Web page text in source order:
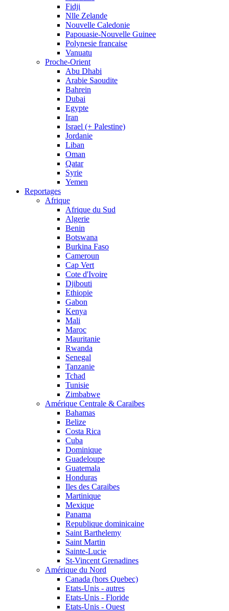
Fidji
Nlle Zelande
Nouvelle Caledonie
Papouasie-Nouvelle Guinee
Polynesie francaise
Vanuatu
Proche-Orient
Abu Dhabi
Arabie Saoudite
Bahrein
Dubai
Egypte
Iran
Israel (+ Palestine)
Jordanie
Liban
Oman
Qatar
Syrie
Yemen
Reportages
Afrique
Afrique du Sud
Algerie
Benin
Botswana
Burkina Faso
Cameroun
Cap Vert
Cote d'Ivoire
Djibouti
Ethiopie
Gabon
Kenya
Mali
Maroc
Mauritanie
Rwanda
Senegal
Tanzanie
Tchad
Tunisie
Zimbabwe
Amérique Centrale & Caraïbes
Bahamas
Belize
Costa Rica
Cuba
Dominique
Guadeloupe
Guatemala
Honduras
Iles des Caraibes
Martinique
Mexique
Panama
Republique dominicaine
Saint Barthelemy
Saint Martin
Sainte-Lucie
St-Vincent Grenadines
Amérique du Nord
Canada (hors Quebec)
Etats-Unis - autres
Etats-Unis - Floride
Etats-Unis - Ouest